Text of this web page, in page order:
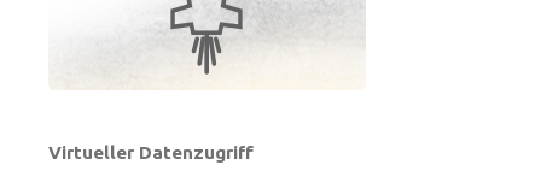
Virtueller Datenzugriff